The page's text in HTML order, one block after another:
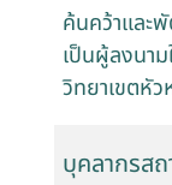
ค้นคว้าและ
เป็นผู้ลงนา
วิทยาเขตหัว
บุคลากรส